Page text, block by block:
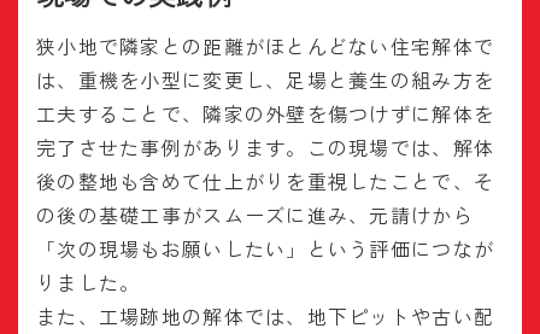
狭小地で隣家との距離がほとんどない住宅解体で
は、重機を小型に変更し、足場と養生の組み方を
工夫することで、隣家の外壁を傷つけずに解体を
完了させた事例があります。この現場では、解体
後の整地も含めて仕上がりを重視したことで、そ
の後の基礎工事がスムーズに進み、元請けから
「次の現場もお願いしたい」という評価につなが
りました。
また、工場跡地の解体では、地下ピットや古い配